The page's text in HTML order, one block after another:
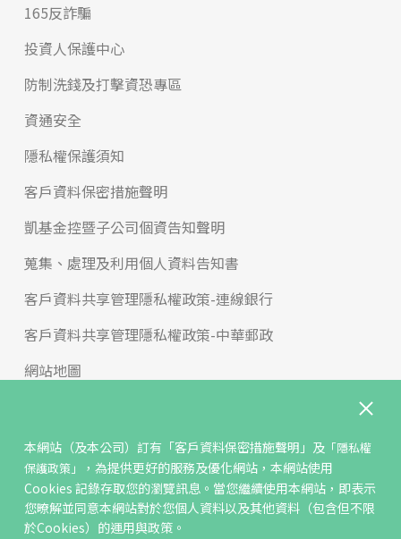
本網站（及本公司）訂有 「客戶資料保密措施聲明」 及「隱私權
保護政策」
，為提供更好的服務及優化網站，本網站使用
Cookies 記錄存取您的瀏覽訊息。當您繼續使用本網站，即表示
您暸解並同意本網站對於您個人資料以及其他資料（包含但不限
於Cookies）的運用與政策。
165反詐騙
投資人保護中心
防制洗錢及打擊資恐專區
資通安全
隱私權保護須知
客戶資料保密措施聲明
凱基金控暨子公司個資告知聲明
蒐集、處理及利用個人資料告知書
客戶資料共享管理隱私權政策-連線銀行
客戶資料共享管理隱私權政策-中華郵政
網站地圖
免責聲明
聯絡我們
反詐騙專區